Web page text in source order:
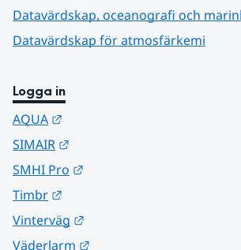
Datavärdskap, oceanografi och
Datavärdskap för atmosfärkemi
Logga in
AQUA
SIMAIR
SMHI Pro
Timbr
Vinterväg
Väderlarm